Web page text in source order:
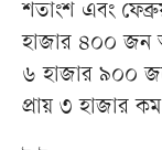
শতাংশ এবং
হাজার ৪০০ জন
৬ হাজার ৯০০
প্রায় ৩ হাজার